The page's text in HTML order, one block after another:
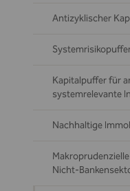
Antizyklischer
Kapitalpuffer für
systemrelevante
Nachhaltige
Nicht-